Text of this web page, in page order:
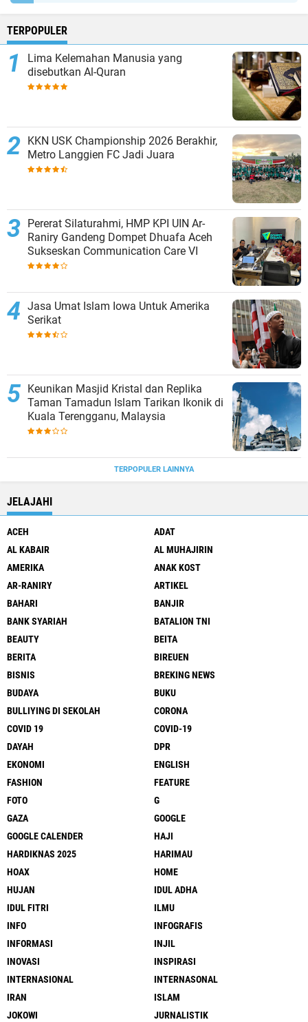
TERPOPULER
Lima Kelemahan Manusia yang
disebutkan Al-Quran
KKN USK Championship 2026 Berakhir,
Metro Langgien FC Jadi Juara
Pererat Silaturahmi, HMP KPI UIN Ar-
Raniry Gandeng Dompet Dhuafa Aceh
Sukseskan Communication Care VI
Jasa Umat Islam Iowa Untuk Amerika
Serikat
Keunikan Masjid Kristal dan Replika
Taman Tamadun Islam Tarikan Ikonik di
Kuala Terengganu, Malaysia
TERPOPULER LAINNYA
JELAJAHI
ACEH
ADAT
AL KABAIR
AL MUHAJIRIN
AMERIKA
ANAK KOST
AR-RANIRY
ARTIKEL
BAHARI
BANJIR
BANK SYARIAH
BATALION TNI
BEAUTY
BEITA
BERITA
BIREUEN
BISNIS
BREKING NEWS
BUDAYA
BUKU
BULLIYING DI SEKOLAH
CORONA
COVID 19
COVID-19
DAYAH
DPR
EKONOMI
ENGLISH
FASHION
FEATURE
FOTO
G
GAZA
GOOGLE
GOOGLE CALENDER
HAJI
HARDIKNAS 2025
HARIMAU
HOAX
HOME
HUJAN
IDUL ADHA
IDUL FITRI
ILMU
INFO
INFOGRAFIS
INFORMASI
INJIL
INOVASI
INSPIRASI
INTERNASIONAL
INTERNASONAL
IRAN
ISLAM
JOKOWI
JURNALISTIK